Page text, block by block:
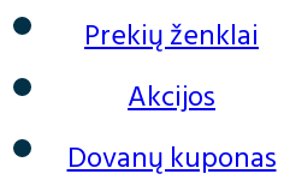
Prekių ženklai
Akcijos
Dovanų kuponas